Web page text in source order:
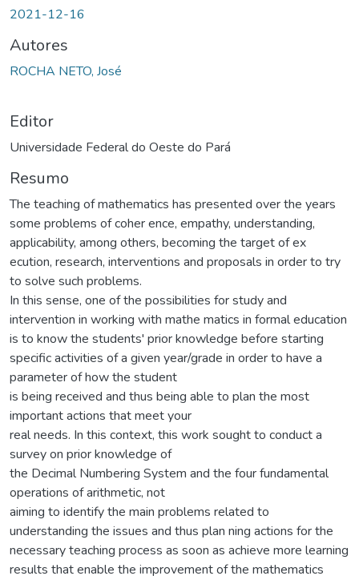
2021-12-16
Autores
ROCHA NETO, José
Editor
Universidade Federal do Oeste do Pará
Resumo
The teaching of mathematics has presented over the years
some problems of coher ence, empathy, understanding,
applicability, among others, becoming the target of ex
ecution, research, interventions and proposals in order to try
to solve such problems.
In this sense, one of the possibilities for study and
intervention in working with mathe matics in formal education
is to know the students' prior knowledge before starting
specific activities of a given year/grade in order to have a
parameter of how the student
is being received and thus being able to plan the most
important actions that meet your
real needs. In this context, this work sought to conduct a
survey on prior knowledge of
the Decimal Numbering System and the four fundamental
operations of arithmetic, not
aiming to identify the main problems related to
understanding the issues and thus plan ning actions for the
necessary teaching process as soon as achieve more learning
results that enable the improvement of the mathematics